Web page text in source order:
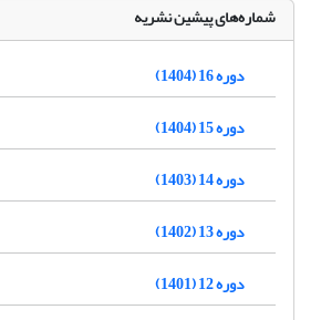
شماره‌های پیشین نشریه
دوره 16 (1404)
دوره 15 (1404)
دوره 14 (1403)
دوره 13 (1402)
دوره 12 (1401)